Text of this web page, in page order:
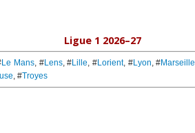
Ligue 1 2026–27
Le Mans, #Lens, #Lille, #Lorient, #Lyon, #Marseille
, #Troyes